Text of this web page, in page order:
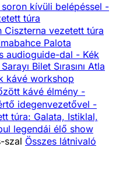
kívüli belépéssel -
túra
Ciszterna vezetett túra
Palota
audioguide-dal - Kék
Sarayı Bilet Sırasını Atla
kávé workshop
kávé élmény -
idegenvezetővel -
túra: Galata, Istiklal,
legendái élő show
szal Összes látnivaló